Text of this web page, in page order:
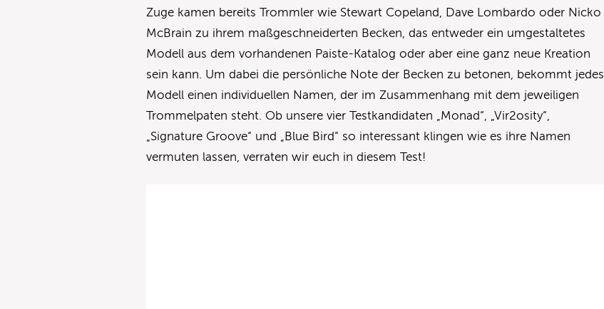
Zuge kamen bereits Trommler wie Stewart Copeland, Dave Lombardo oder Nicko
McBrain zu ihrem maßgeschneiderten Becken, das entweder ein umgestaltetes
Modell aus dem vorhandenen Paiste-Katalog oder aber eine ganz neue Kreation
sein kann. Um dabei die persönliche Note der Becken zu betonen, bekommt jedes
Modell einen individuellen Namen, der im Zusammenhang mit dem jeweiligen
Trommelpaten steht. Ob unsere vier Testkandidaten „Monad“, „Vir2osity“,
„Signature Groove“ und „Blue Bird“ so interessant klingen wie es ihre Namen
vermuten lassen, verraten wir euch in diesem Test!